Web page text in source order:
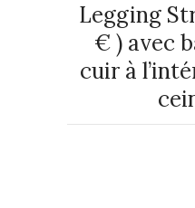
Legging
€ ) avec
cuir à